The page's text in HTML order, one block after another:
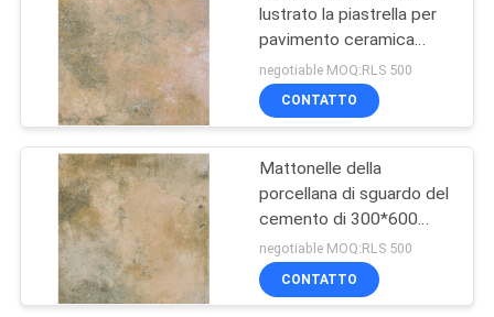
Mattonelle della
porcellana di
sguardo del
cemento
lustrato la piastrella per
pavimento ceramica
interna delle mattonelle
della porcellana di
sguardo di Cemenacact
negotiable MOQ:RLS 500
CONTATTO
Mattonelle della
porcellana di sguardo del
cemento di 300*600
millimetro, mattonelle
imitate della porcellana
del travertino di sguardo
negotiable MOQ:RLS 500
CONTATTO